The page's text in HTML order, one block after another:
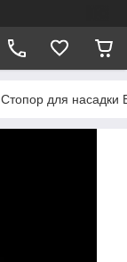
Стопор для насадки